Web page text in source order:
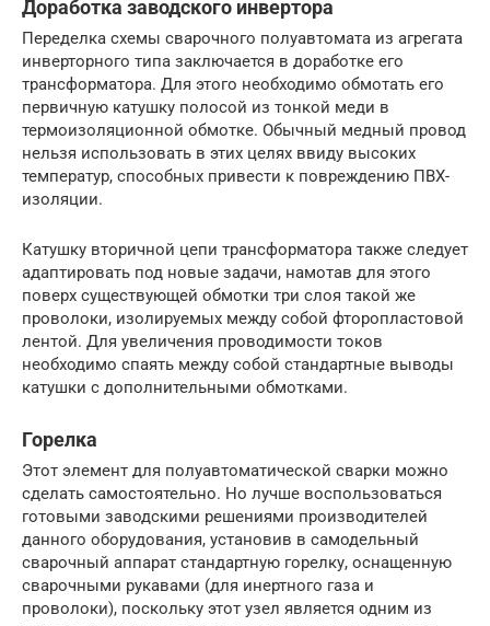
Доработка заводского инвертора
Переделка схемы сварочного полуавтомата из агрегата
инверторного типа заключается в доработке его
трансформатора. Для этого необходимо обмотать его
первичную катушку полосой из тонкой меди в
термоизоляционной обмотке. Обычный медный провод
нельзя использовать в этих целях ввиду высоких
температур, способных привести к повреждению ПВХ-
изоляции.
Катушку вторичной цепи трансформатора также следует
адаптировать под новые задачи, намотав для этого
поверх существующей обмотки три слоя такой же
проволоки, изолируемых между собой фторопластовой
лентой. Для увеличения проводимости токов
необходимо спаять между собой стандартные выводы
катушки с дополнительными обмотками.
Горелка
Этот элемент для полуавтоматической сварки можно
сделать самостоятельно. Но лучше воспользоваться
готовыми заводскими решениями производителей
данного оборудования, установив в самодельный
сварочный аппарат стандартную горелку, оснащенную
сварочными рукавами (для инертного газа и
проволоки), поскольку этот узел является одним из